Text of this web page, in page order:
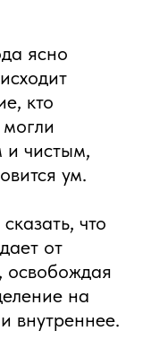
ясно
кто
и чистым,
ум.
что
от
освобождая
на
внутреннее.